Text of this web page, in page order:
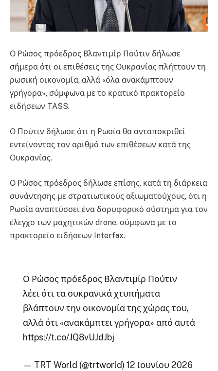
Ο Ρώσος πρόεδρος Βλαντιμίρ Πούτιν δήλωσε
σήμερα ότι οι επιθέσεις της Ουκρανίας πλήττουν τη
ρωσική οικονομία, αλλά «όλα ανακάμπτουν
γρήγορα», σύμφωνα με το κρατικό πρακτορείο
ειδήσεων TASS.
Ο Πούτιν δήλωσε ότι η Ρωσία θα ανταποκριθεί
εντείνοντας τον αριθμό των επιθέσεων κατά της
Ουκρανίας.
Ο Ρώσος πρόεδρος δήλωσε επίσης, κατά τη διάρκεια
συνάντησης με στρατιωτικούς αξιωματούχους, ότι η
Ρωσία αναπτύσσει ένα δορυφορικό σύστημα για τον
έλεγχο των μαχητικών drone, σύμφωνα με το
πρακτορείο ειδήσεων Interfax.
Ο Ρώσος πρόεδρος Βλαντιμίρ Πούτιν
λέει ότι τα ουκρανικά χτυπήματα
βλάπτουν την οικονομία της χώρας του,
αλλά ότι «ανακάμπτει γρήγορα» από αυτά
https://t.co/JQ8vUJdJbj
— TRT World (@trtworld) 12 Ιουνίου 2026